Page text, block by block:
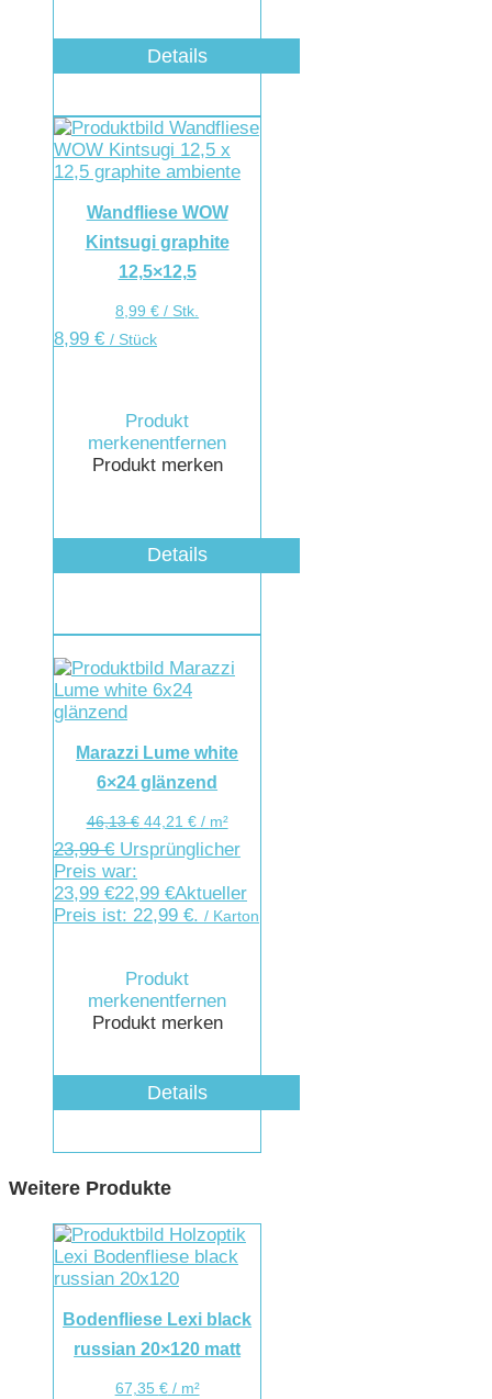
Details
Wandfliese WOW
Kintsugi graphite
12,5×12,5
8,99€ / Stk.
8,99 € / Stück
Produkt
merkenentfernen
Produkt merken
Details
Marazzi Lume white
6×24 glänzend
46,13€ 44,21 €/ m²
23,99€ Ursprünglicher
Preis war:
23,99 €22,99 €Aktueller
Preis ist: 22,99 €. / Karton
Produkt
merkenentfernen
Produkt merken
Details
Weitere Produkte
Bodenfliese Lexi black
russian 20×120 matt
67,35 €/ m²